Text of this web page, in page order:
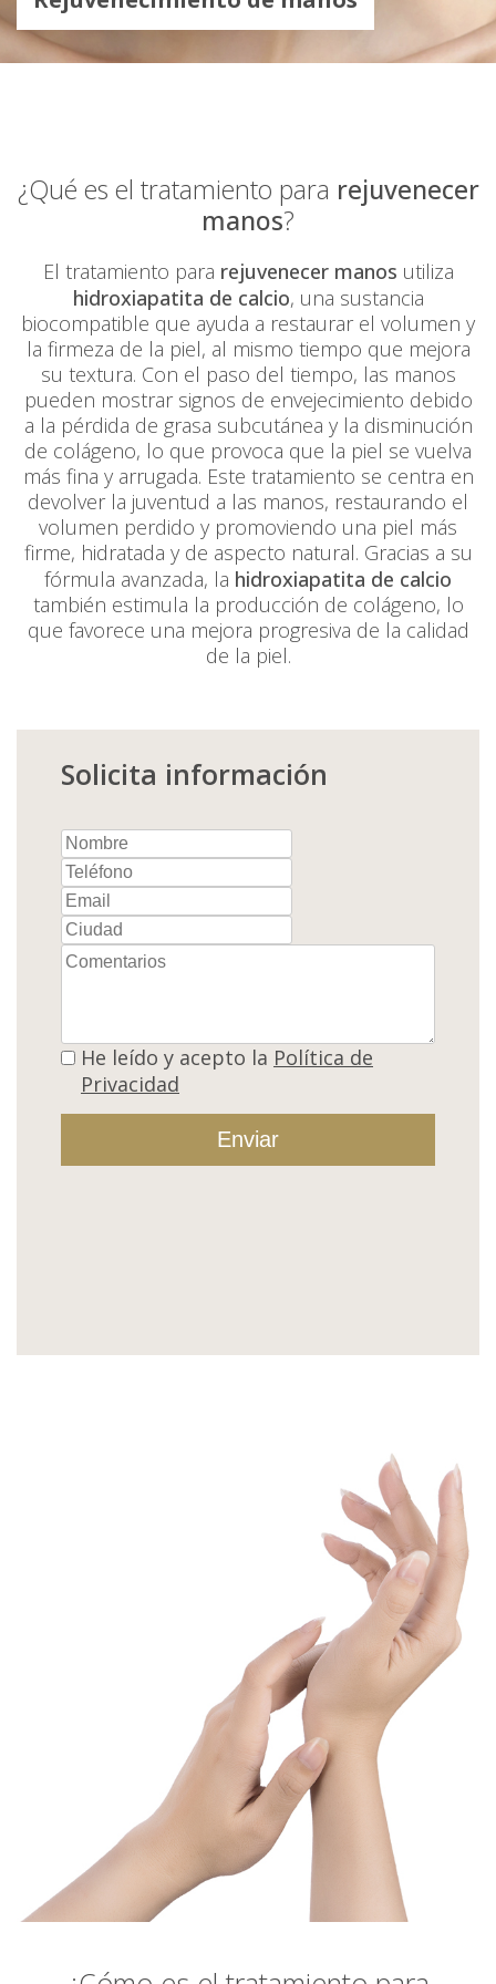
¿Qué es el tratamiento para rejuvenecer
manos?
El tratamiento para rejuvenecer manos utiliza
hidroxiapatita de calcio, una sustancia
biocompatible que ayuda a restaurar el volumen y
la firmeza de la piel, al mismo tiempo que mejora
su textura. Con el paso del tiempo, las manos
pueden mostrar signos de envejecimiento debido
a la pérdida de grasa subcutánea y la disminución
de colágeno, lo que provoca que la piel se vuelva
más fina y arrugada. Este tratamiento se centra en
devolver la juventud a las manos, restaurando el
volumen perdido y promoviendo una piel más
firme, hidratada y de aspecto natural. Gracias a su
fórmula avanzada, la hidroxiapatita de calcio
también estimula la producción de colágeno, lo
que favorece una mejora progresiva de la calidad
de la piel.
Solicita información
He leí­do y acepto la Polí­tica de
Privacidad